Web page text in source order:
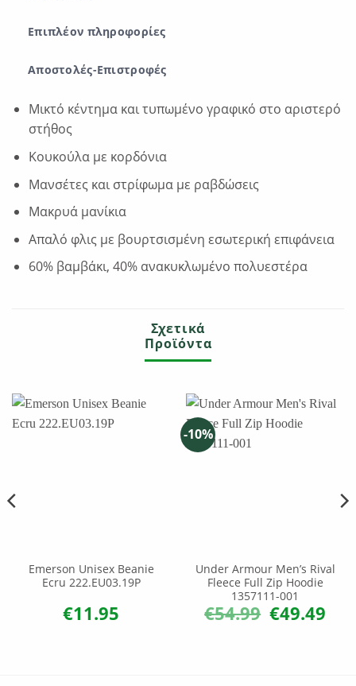
Επιπλέον πληροφορίες
Αποστολές-Επιστροφές
Μικτό κέντημα και τυπωμένο γραφικό στο αριστερό
στήθος
Κουκούλα με κορδόνια
Μανσέτες και στρίφωμα με ραβδώσεις
Μακρυά μανίκια
Απαλό φλις με βουρτσισμένη εσωτερική επιφάνεια
60% βαμβάκι, 40% ανακυκλωμένο πολυεστέρα
Σχετικά
Προϊόντα
Emerson Unisex Beanie
Ecru 222.EU03.19P
€11.95
-10%
Under Armour Men’s Rival
Fleece Full Zip Hoodie
1357111-001
€54.99 Original
price
€49.49Η